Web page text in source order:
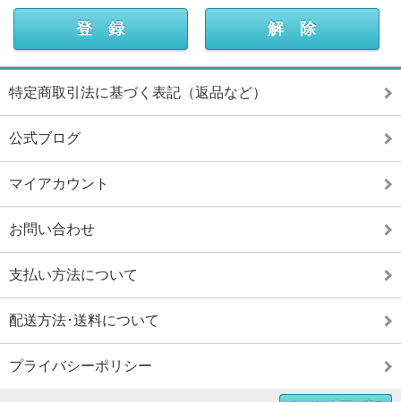
特定商取引法に基づく表記（返品など）
公式ブログ
マイアカウント
お問い合わせ
支払い方法について
配送方法･送料について
プライバシーポリシー